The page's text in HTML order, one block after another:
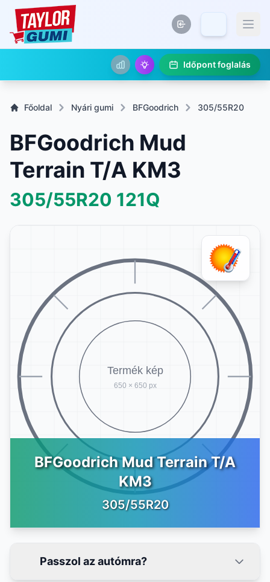
Időpont foglalás
Főoldal Nyári gumi BFGoodrich 305/55R20
BFGoodrich Mud
Terrain T/A KM3
305/55R20 121Q
BFGoodrich Mud Terrain T/A
KM3
305/55R20
Passzol az autómra?